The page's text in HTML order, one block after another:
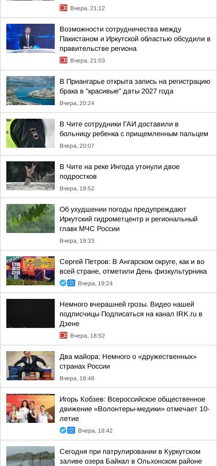
Вчера, 21:12
Возможности сотрудничества между
Пакистаном и Иркутской областью обсудили в
правительстве региона
Вчера, 21:03
В Приангарье открыта запись на регистрацию
брака в "красивые" даты 2027 года
Вчера, 20:24
В Чите сотрудники ГАИ доставили в
больницу ребенка с прищемленным пальцем
Вчера, 20:07
В Чите на реке Ингода утонули двое
подростков
Вчера, 19:52
Об ухудшении погоды предупреждают
Иркутский гидрометцентр и региональный
главк МЧС России
Вчера, 19:33
Сергей Петров: В Ангарском округе, как и во
всей стране, отметили День физкультурника
Вчера, 19:24
Немного вчерашней грозы. Видео нашей
подписчицы Подписаться на канал IRK.ru в
Дзене
Вчера, 18:52
Два майора: Немного о «дружественных»
странах России
Вчера, 18:48
Игорь Кобзев: Всероссийское общественное
движение «Волонтеры-медики» отмечает 10-
летие
Вчера, 18:42
Сегодня при патрулировании в Куркутском
заливе озера Байкал в Ольхонском районе